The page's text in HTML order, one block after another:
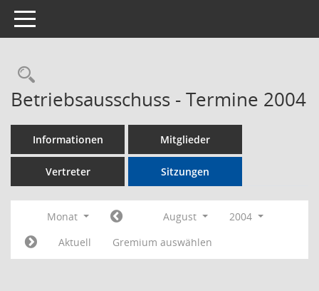
Toggle navigation
Rechercheauswahl
Betriebsausschuss - Termine 2004
Informationen Mitglieder
Vertreter Sitzungen
Monat August
2004
Aktuell
Gremium auswählen